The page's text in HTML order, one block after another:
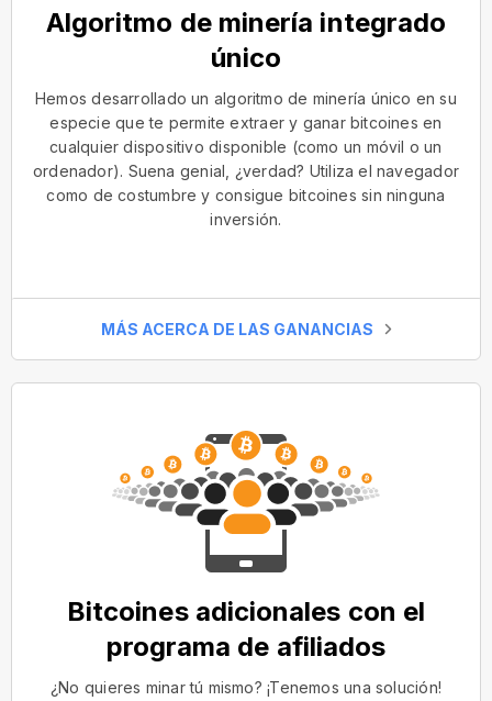
Algoritmo de minería integrado
único
Hemos desarrollado un algoritmo de minería único en su
especie que te permite extraer y ganar bitcoines en
cualquier dispositivo disponible (como un móvil o un
ordenador). Suena genial, ¿verdad? Utiliza el navegador
como de costumbre y consigue bitcoines sin ninguna
inversión.
MÁS ACERCA DE LAS GANANCIAS
Bitcoines adicionales con el
programa de afiliados
¿No quieres minar tú mismo? ¡Tenemos una solución!